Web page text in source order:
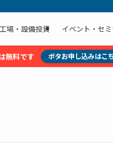
工場・設備投資 イベント・セ
無料です ボタお申し込みはこ